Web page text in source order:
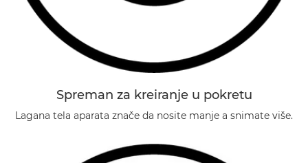
Spreman za kreiranje u pokretu
Lagana tela aparata znače da nosite manje a snimate više.